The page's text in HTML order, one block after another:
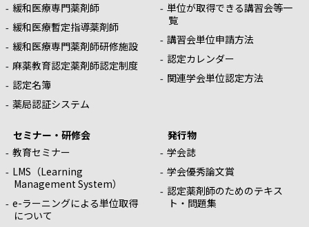
緩和医療専門薬剤師
緩和医療暫定指導薬剤師
緩和医療専門薬剤師研修施設
麻薬教育認定薬剤師認定制度
認定名簿
薬局認証システム
単位が取得できる講習会等一
覧
講習会単位申請方法
認定カレンダー
関連学会単位認定方法
セミナー・研修会
教育セミナー
LMS（Learning
Management System）
e-ラーニングによる単位取得
について
発行物
学会誌
学会優秀論文賞
認定薬剤師のためのテキス
ト・問題集